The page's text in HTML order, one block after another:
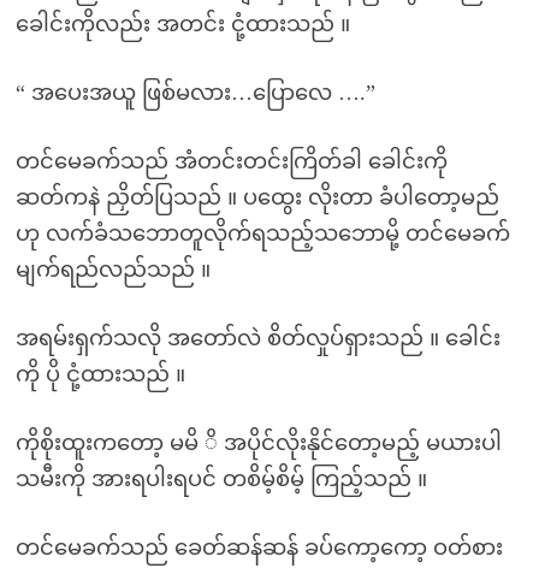
ခေါင်းကိုလည်း အတင်း ငုံ့ထားသည် ။
“ အပေးအယူ ဖြစ်မလား…ပြောလေ ….”
တင်မေခက်သည် အံတင်းတင်းကြိတ်ခါ ခေါင်းကို
ဆတ်ကနဲ ညှိတ်ပြသည် ။ ပထွေး လိုးတာ ခံပါတော့မည်
ဟု လက်ခံသဘောတူလိုက်ရသည့်သဘောမို့ တင်မေခက်
မျက်ရည်လည်သည် ။
အရမ်းရှက်သလို အတော်လဲ စိတ်လှုပ်ရှားသည် ။ ခေါင်း
ကို ပို ငုံ့ထားသည် ။
ကိုစိုးထူးကတော့ မမိ ိ အပိုင်လိုးနိုင်တော့မည့် မယားပါ
သမီးကို အားရပါးရပင် တစိမ့်စိမ့် ကြည့်သည် ။
တင်မေခက်သည် ခေတ်ဆန်ဆန် ခပ်ကော့ကော့ ဝတ်စား